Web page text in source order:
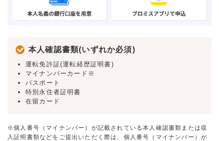
本人確認書類(いずれか必須)
運転免許証(運転経歴証明書)
マイナンバーカード※
パスポート
特別永住者証明書
在留カード
※個人番号（マイナンバー）が記載されている本人確認書類または収
入証明書類などをご提出いただく際は、個人番号（マイナンバー）が